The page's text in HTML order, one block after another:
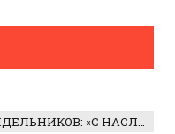
ГЛУХОЙ АКТЕР АЛЕКСАНДР СИДЕЛЬНИКОВ: «С НАСЛАЖДЕНИЕМ ИГРАЛ ОТРИЦАТЕЛЬНОГО ГЕРОЯ!»